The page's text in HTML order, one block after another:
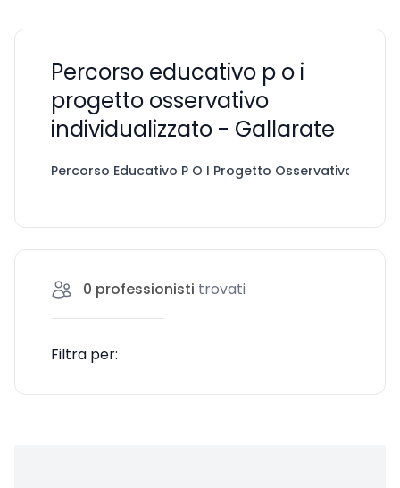
Percorso educativo p o i
progetto osservativo
individualizzato - Gallarate
Percorso Educativo P O I Progetto Osservativo
0 professionisti trovati
Filtra per: